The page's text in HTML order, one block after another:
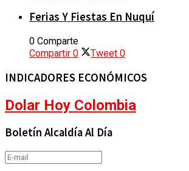
Ferias Y Fiestas En Nuquí
0 Comparte
Compartir 0 Tweet 0
INDICADORES ECONÓMICOS
Dolar Hoy Colombia
Boletín Alcaldía Al Día